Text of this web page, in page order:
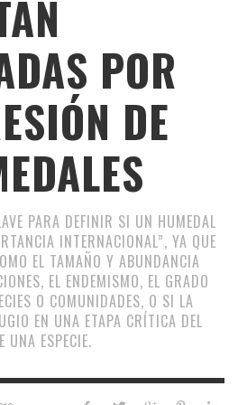
POR
DE
PARA DEFINIR SI UN HUMEDAL
INTERNACIONAL”, YA QUE
EL TAMAÑO Y ABUNDANCIA
EL ENDEMISMO, EL GRADO
O COMUNIDADES, O SI LA
EN UNA ETAPA CRÍTICA DEL
UNA ESPECIE.